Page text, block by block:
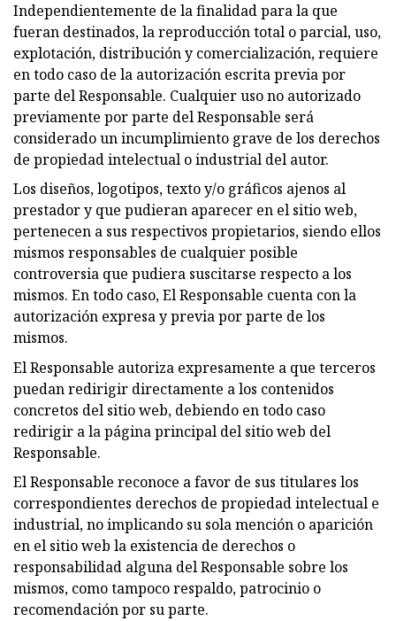
Independientemente de la finalidad para la que
fueran destinados, la reproducción total o parcial, uso,
explotación, distribución y comercialización, requiere
en todo caso de la autorización escrita previa por
parte del Responsable. Cualquier uso no autorizado
previamente por parte del Responsable será
considerado un incumplimiento grave de los derechos
de propiedad intelectual o industrial del autor.
Los diseños, logotipos, texto y/o gráficos ajenos al
prestador y que pudieran aparecer en el sitio web,
pertenecen a sus respectivos propietarios, siendo ellos
mismos responsables de cualquier posible
controversia que pudiera suscitarse respecto a los
mismos. En todo caso, El Responsable cuenta con la
autorización expresa y previa por parte de los
mismos.
El Responsable autoriza expresamente a que terceros
puedan redirigir directamente a los contenidos
concretos del sitio web, debiendo en todo caso
redirigir a la página principal del sitio web del
Responsable.
El Responsable reconoce a favor de sus titulares los
correspondientes derechos de propiedad intelectual e
industrial, no implicando su sola mención o aparición
en el sitio web la existencia de derechos o
responsabilidad alguna del Responsable sobre los
mismos, como tampoco respaldo, patrocinio o
recomendación por su parte.